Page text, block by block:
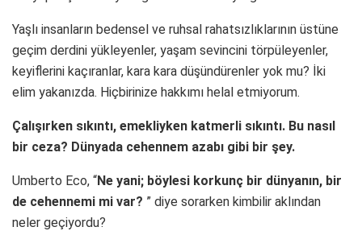
Yaşlı insanların bedensel ve ruhsal rahatsızlıklarının üstüne
geçim derdini yükleyenler, yaşam sevincini törpüleyenler,
keyiflerini kaçıranlar, kara kara düşündürenler yok mu? İki
elim yakanızda. Hiçbirinize hakkımı helal etmiyorum.
Çalışırken sıkıntı, emekliyken katmerli sıkıntı. Bu nasıl
bir ceza? Dünyada cehennem azabı gibi bir şey.
Umberto Eco, “Ne yani; böylesi korkunç bir dünyanın, bir
de cehennemi mi var? ” diye sorarken kimbilir aklından
neler geçiyordu?